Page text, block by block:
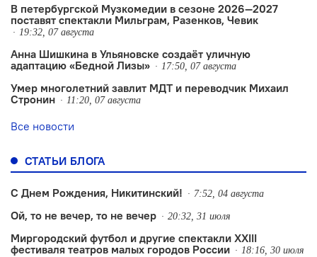
В петербургской Музкомедии в сезоне 2026—2027
поставят спектакли Мильграм, Разенков, Чевик
19:32, 07 августа
Анна Шишкина в Ульяновске создаëт уличную
адаптацию «Бедной Лизы»
17:50, 07 августа
Умер многолетний завлит МДТ и переводчик Михаил
Стронин
11:20, 07 августа
Все новости
СТАТЬИ БЛОГА
С Днем Рождения, Никитинский! 7:52, 04 августа
Ой, то не вечер, то не вечер 20:32, 31 июля
Миргородский футбол и другие спектакли XXIII
фестиваля театров малых городов России
18:16, 30 июля